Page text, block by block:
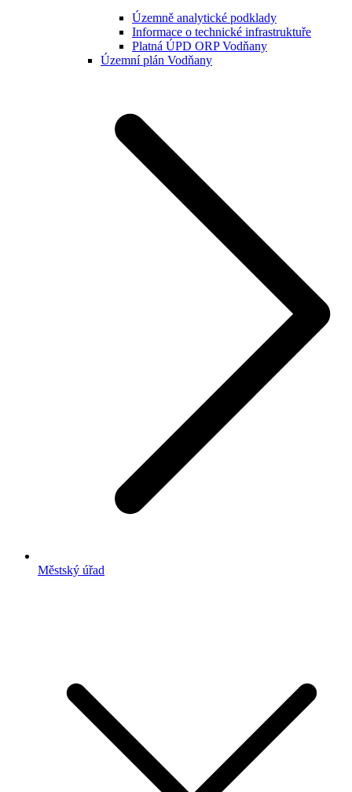
Územně analytické podklady
Informace o technické infrastruktuře
Platná ÚPD ORP Vodňany
Územní plán Vodňany
Městský úřad